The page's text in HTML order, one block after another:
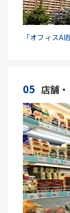
「オフィスAI
05 店舗